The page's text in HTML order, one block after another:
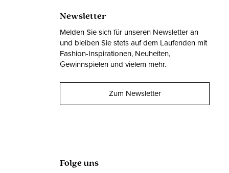
Newsletter
Melden Sie sich für unseren Newsletter an
und bleiben Sie stets auf dem Laufenden mit
Fashion-Inspirationen, Neuheiten,
Gewinnspielen und vielem mehr.
Zum Newsletter
Folge uns